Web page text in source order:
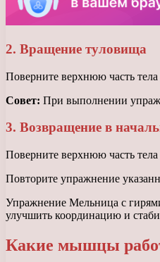
2. Вращение туловища
Поверните верхнюю часть тела
Совет: При выполнении
3. Возвращение в
Поверните верхнюю часть
Повторите упражнение
Упражнение Мельница с
улучшить координацию и
Какие мышцы